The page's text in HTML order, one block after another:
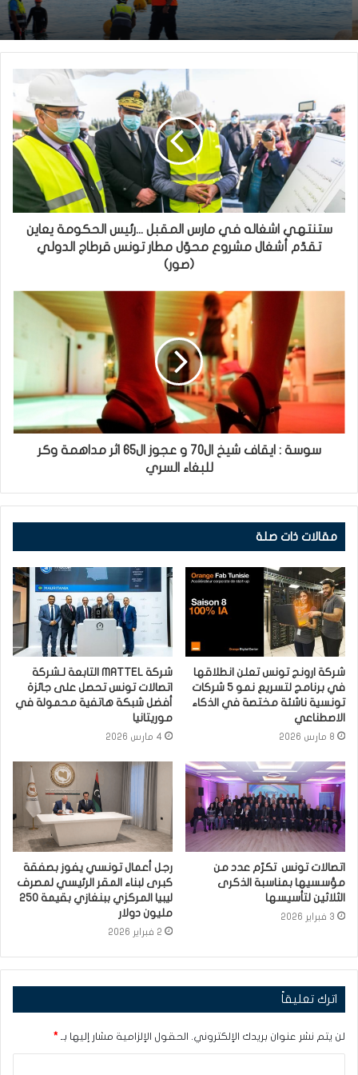
ستنتهي اشغاله في مارس المقبل ...رئيس الحكومة يعاين
تقدّم أشغال مشروع محوّل مطار تونس قرطاج الدولي
(صور)
سوسة : ايقاف شيخ ال70 و عجوز ال65 اثر مداهمة وكر
للبغاء السري
مقالات ذات صلة
شركة ارونج تونس تعلن انطلاقها
في برنامج لتسريع نمو 5 شركات
تونسية ناشئة مختصة في الذكاء
الاصطناعي
8 مارس 2026
شركة MATTEL التابعة لـشركة
اتصالات تونس تحصل على جائزة
أفضل شبكة هاتفية محمولة في
موريتانيا
4 مارس 2026
اتصالات تونس تكرّم عدد من
مؤسسيها بمناسبة الذكرى
الثلاثين لتأسيسها
3 فبراير 2026
رجل أعمال تونسي يفوز بصفقة
كبرى لبناء المقر الرئيسي لمصرف
ليبيا المركزي ببنغازي بقيمة 250
مليون دولار
2 فبراير 2026
اترك تعليقاً
لن يتم نشر عنوان بريدك الإلكتروني. الحقول الإلزامية مشار إليها بـ *